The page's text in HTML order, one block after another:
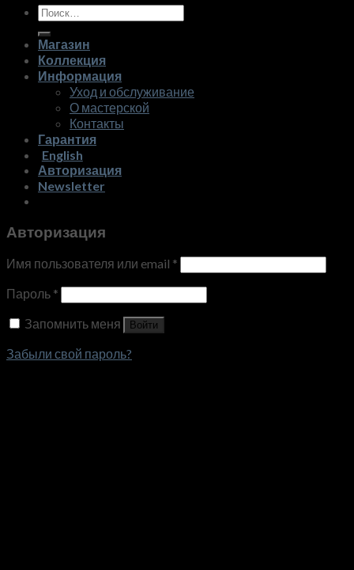
Искать:
Магазин
Коллекция
Информация
Уход и обслуживание
О мастерской
Контакты
Гарантия
English
Авторизация
Newsletter
Авторизация
Имя пользователя или email *
Пароль *
Запомнить меня
Войти
Забыли свой пароль?